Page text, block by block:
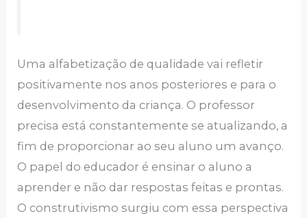
Uma alfabetização de qualidade vai refletir
positivamente nos anos posteriores e para o
desenvolvimento da criança. O professor
precisa está constantemente se atualizando, a
fim de proporcionar ao seu aluno um avanço.
O papel do educador é ensinar o aluno a
aprender e não dar respostas feitas e prontas.
O construtivismo surgiu com essa perspectiva